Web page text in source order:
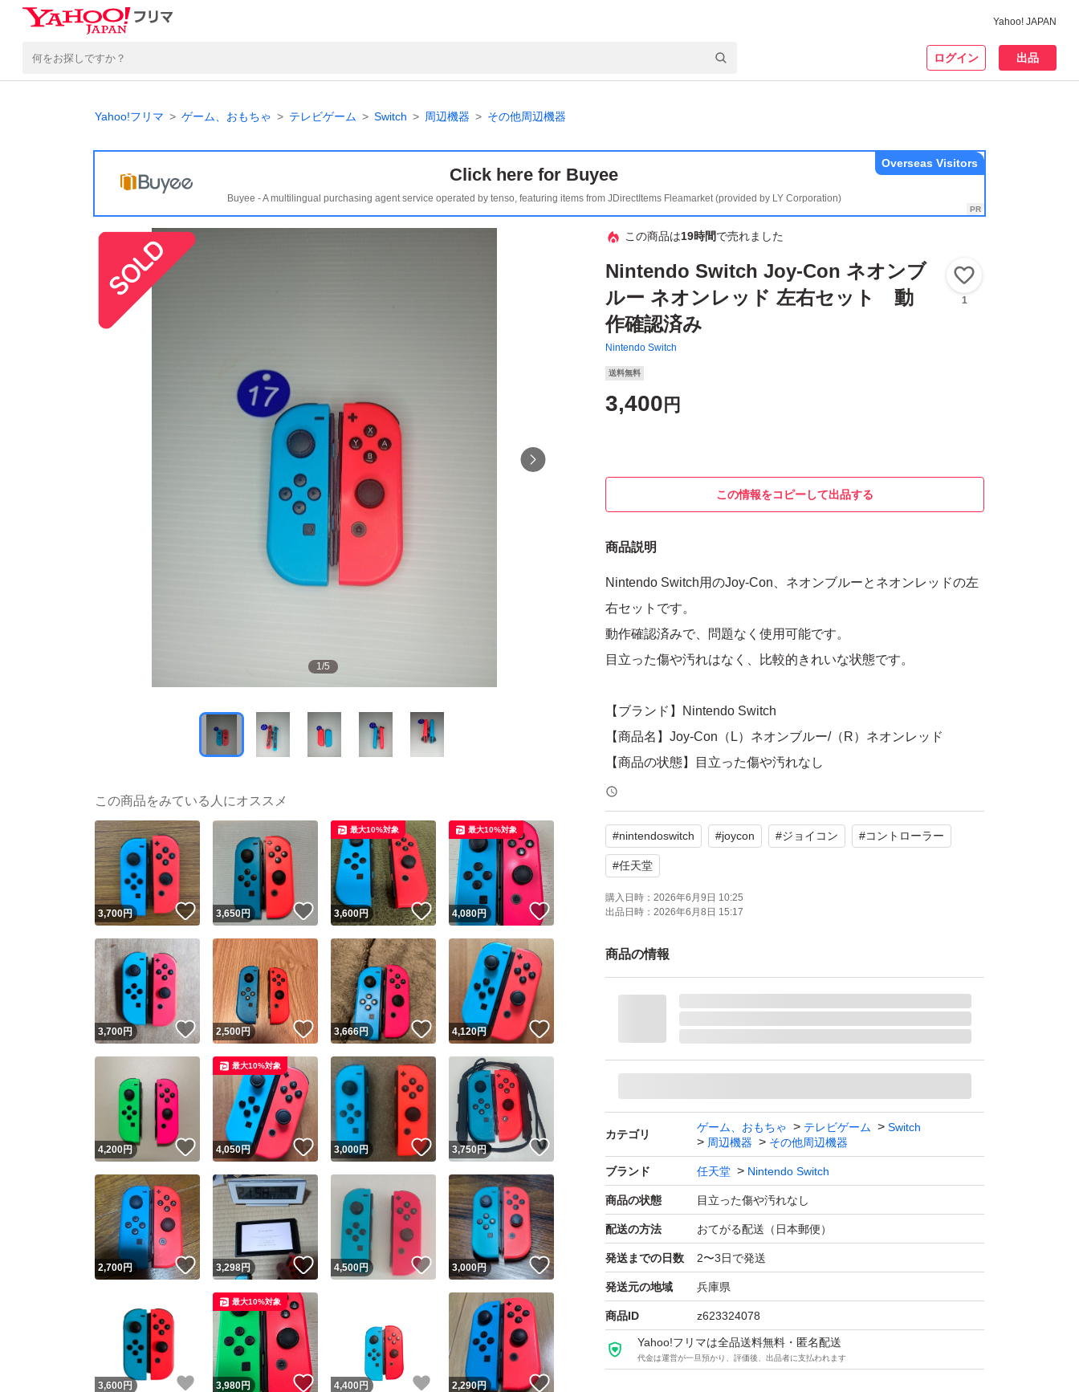
Yahoo! JAPAN
ログイン 出品
Yahoo!フリマ ゲーム、おもちゃ テレビゲーム Switch 周辺機器 その他周辺機器
Click here for Buyee
Buyee - A multilingual purchasing agent service operated by tenso, featuring items from JDirectItems Fleamarket (provided by LY Corporation)
Overseas Visitors
1/5
この商品は19時間で売れました
Nintendo Switch Joy-Con ネオンブ
ルー ネオンレッド 左右セット 動
作確認済み
Nintendo Switch
1
送料無料
3,400 円
この情報をコピーして出品する
商品説明
Nintendo Switch用のJoy-Con、ネオンブルーとネオンレッドの左
右セットです。
動作確認済みで、問題なく使用可能です。
目立った傷や汚れはなく、比較的きれいな状態です。
【ブランド】Nintendo Switch
【商品名】Joy-Con（L）ネオンブルー/（R）ネオンレッド
【商品の状態】目立った傷や汚れなし
【カラー】ネオンブルー、ネオンレッド
よろしくお願いいたします。
Joy-Con （L）ネオンレッド/（R）ネオンブルー HAC-A-JAEAA
ブランド：任天堂 Nintendo Switch
#nintendoswitch #joycon #ジョイコン #コントローラー
#任天堂
購入日時： 2026年6月9日 10:25
出品日時： 2026年6月8日 15:17
商品の情報
カテゴリ
ゲーム、おもちゃ テレビゲーム
Switch
周辺機器
その他周辺機器
ブランド 任天堂 Nintendo Switch
商品の状態 目立った傷や汚れなし
配送の方法 おてがる配送（日本郵便）
発送までの日数 2〜3日で発送
発送元の地域 兵庫県
商品ID z623324078
Yahoo!フリマは全品送料無料・匿名配送
代金は運営が一旦預かり、評価後、出品者に支払われます
この商品をみている人にオススメ
3,700円 いいね！
3,650円 いいね！
3,600円 いいね！
最大10%対象
4,080円
最大10%対象
3,700円 いいね！
2,500円 いいね！
3,666円 いいね！
4,120円
4,200円 いいね！
4,050円 いいね！
最大10%対象
3,000円 いいね！
3,750円
2,700円 いいね！
3,298円 いいね！
4,500円 いいね！
3,000円 いいね！
3,600 円 いいね！
3,980円 いいね！
最大10%対象
4,400 円 いいね！
2,290円 いいね！